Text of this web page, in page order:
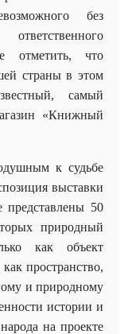
без
отметить, что
страны в этом
самый
«Книжный
к судьбе
выставки
50
природный
как объект
пространство,
и природному
истории и
на проекте